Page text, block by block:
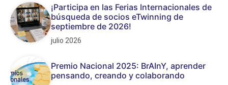
¡Participa en las Ferias Internacionales de
búsqueda de socios eTwinning de
septiembre de 2026!
julio 2026
Premio Nacional 2025: BrAInY, aprender
pensando, creando y colaborando